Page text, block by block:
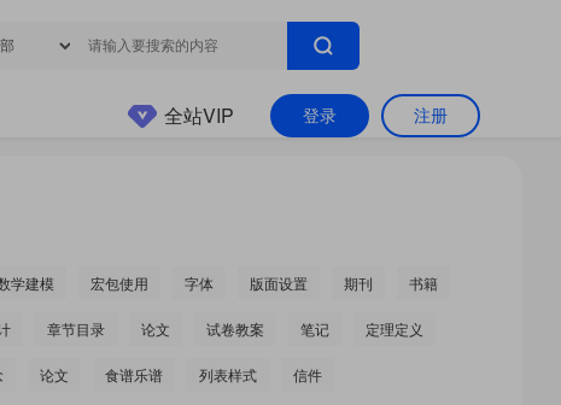
登录 注册
全站VIP
学建模 宏包使用 字体 版面设置 期刊 书籍
章节目录 论文 试卷教案 笔记 定理定义
论文 食谱乐谱 列表样式 信件